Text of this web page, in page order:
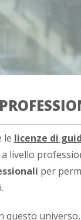
le licenze di
livello
per
questo